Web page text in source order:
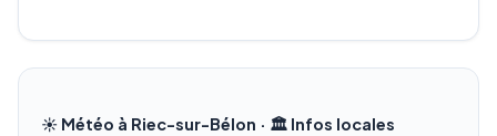
☀️ Météo à Riec-sur-Bélon · 🏛️ Infos locales